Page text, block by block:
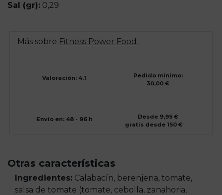
Sal (gr): 0,29
Más sobre Fitness Power Food
Valoración: 4,1
Pedido mínimo:
30,00 €
Envío en: 48 - 96 h
Desde 9,95 €
gratis desde 150 €
Otras características
Ingredientes: Calabacín, berenjena, tomate,
salsa de tomate (tomate, cebolla, zanahoria,